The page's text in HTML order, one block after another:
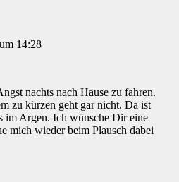
14:28
nachts nach Hause zu fahren.
zu kürzen geht gar nicht. Da ist
im Argen. Ich wünsche Dir eine
mich wieder beim Plausch dabei